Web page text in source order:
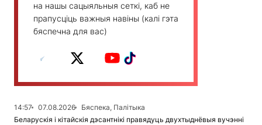
на нашы сацыяльныя сеткі, каб не
прапусціць важныя навіны (калі гэта
бяспечна для вас)
14:57 07.08.2026
Бяспека, Палітыка
Беларускія і кітайскія дэсантнікі правядуць двухтыднёвыя вучэнні